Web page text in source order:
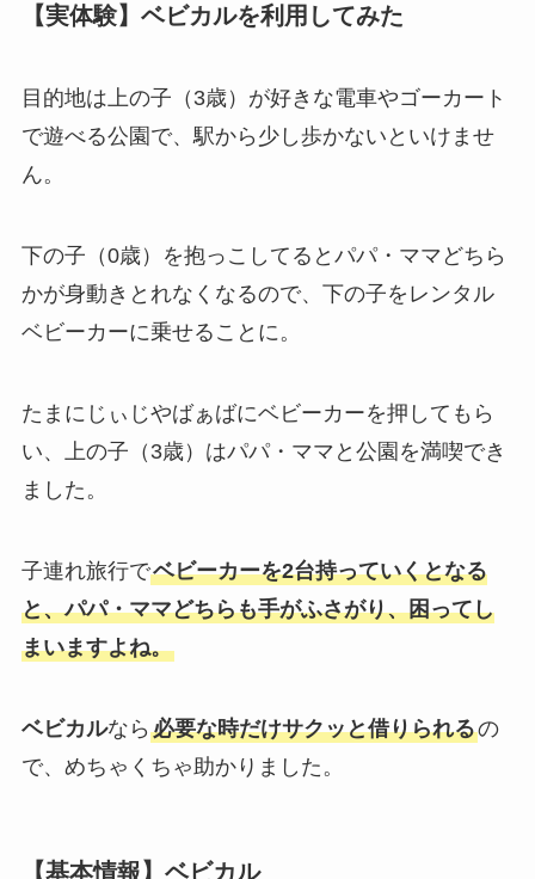
【実体験】ベビカルを利用してみた
目的地は上の子（3歳）が好きな電車やゴーカート
で遊べる公園で、駅から少し歩かないといけませ
ん。
下の子（0歳）を抱っこしてるとパパ・ママどちら
かが身動きとれなくなるので、下の子をレンタル
ベビーカーに乗せることに。
たまにじぃじやばぁばにベビーカーを押してもら
い、上の子（3歳）はパパ・ママと公園を満喫でき
ました。
子連れ旅行でベビーカーを2台持っていくとなる
と、パパ・ママどちらも手がふさがり、困ってし
まいますよね。
ベビカルなら 必要な時だけサクッと借りられるの
で、めちゃくちゃ助かりました。
【基本情報】ベビカル